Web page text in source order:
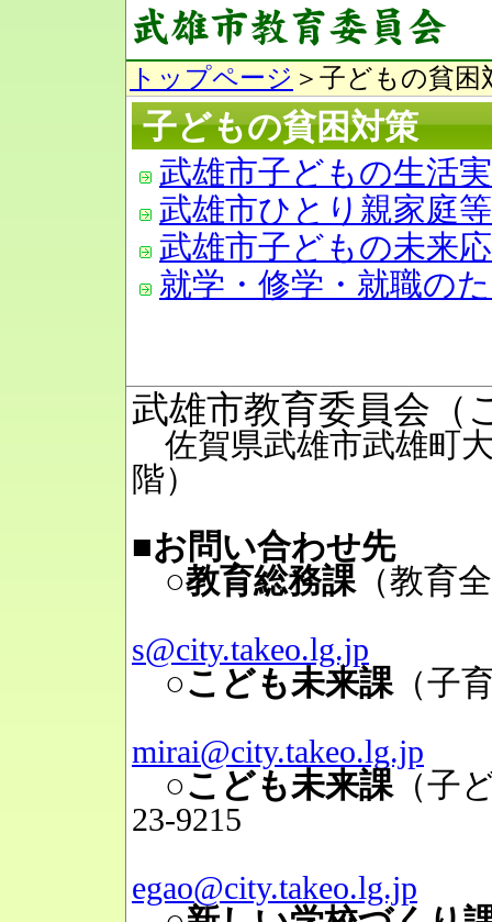
トップページ ＞子どもの貧困
子どもの貧困対策
武雄市子どもの生活
武雄市ひとり親家庭
武雄市子どもの未来
就学・修学・就職の
武雄市教育委員会（
佐賀県武雄市武雄町
階）
■お問い合わせ先
○教育総務課（教育
s@city.takeo.lg.jp
○こども未来課（子
mirai@city.takeo.lg.jp
○こども未来課（子
23-9215
egao@city.takeo.lg.jp